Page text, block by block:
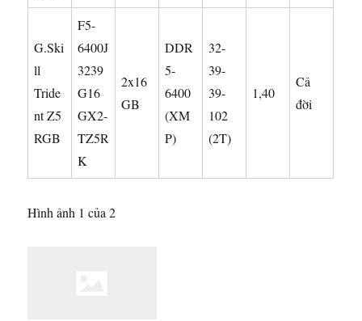
G.Ski
ll
Tride
nt Z5
RGB
F5-
6400J
3239
G16
GX2-
TZ5R
K
2x16
GB
DDR
5-
6400
(XM
P)
32-
39-
39-
102
(2T)
1,40
Cả
đời
Hình ảnh 1 của 2